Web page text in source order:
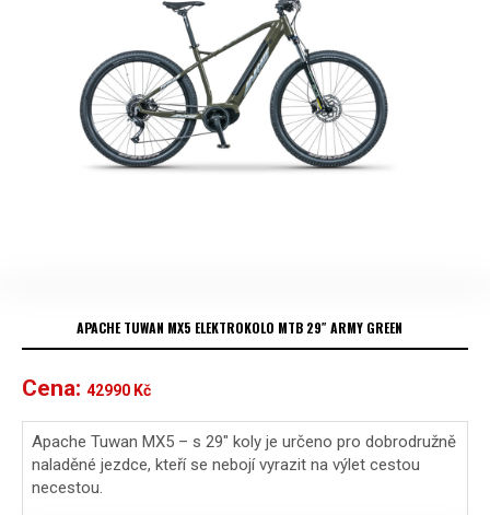
APACHE TUWAN MX5 ELEKTROKOLO MTB 29″ ARMY GREEN
Cena: 42990 Kč
Apache Tuwan MX5 – s 29″ koly je určeno pro dobrodružně
naladěné jezdce, kteří se nebojí vyrazit na výlet cestou
necestou.